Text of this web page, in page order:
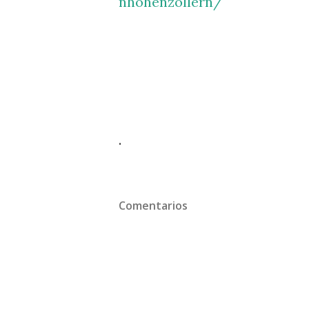
.
Comentarios